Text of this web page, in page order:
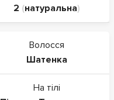
2 (натуральна)
Волосся
Шатенка
На тілі